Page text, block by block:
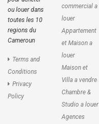
ou louer dans
toutes les 10
regions du
Cameroun
Terms and
Conditions
Privacy
Policy
commercial a
louer
Appartement
et Maison a
louer
Maison et
Villa a vendre
Chambre &
Studio a louer
Agences